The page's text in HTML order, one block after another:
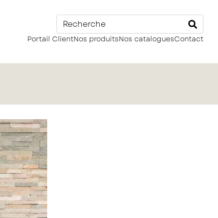
Portail ClientNos produitsNos cataloguesContact